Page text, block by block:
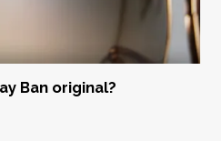
Ban original?